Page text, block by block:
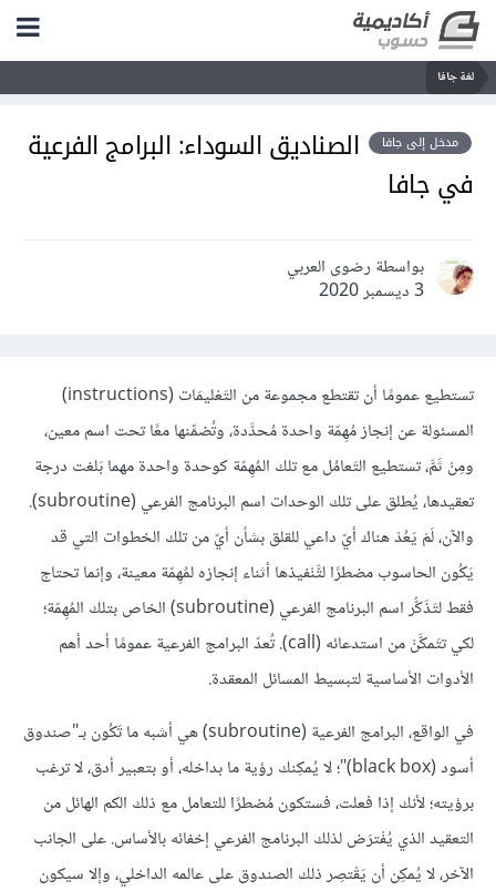
لغة جافا
مدخل إلى جافا
الصناديق السوداء: البرامج الفرعية
في جافا
بواسطة رضوى العربي
3 ديسمبر 2020
تستطيع عمومًا أن تقتطع مجموعة من التَعْليمَات (instructions)
المسئولة عن إنجاز مُهِمّة واحدة مُحدَّدة، وتُضمِّنها معًا تحت اسم معين،
ومِنْ ثَمَّ، تستطيع التَعامُل مع تلك المُهِمّة كوحدة واحدة مهما بَلغت درجة
تعقيدها، يُطلق على تلك الوحدات اسم البرنامج الفرعي (subroutine).
والآن، لَمْ يَعُدْ هناك أيّ داعي للقلق بشأن أيّ من تلك الخطوات التي قد
يَكُون الحاسوب مضطرًا لتَّنْفيذها أثناء إنجازه لمُهِمّة معينة، وإنما تحتاج
فقط لتَذَكُّر اسم البرنامج الفرعي (subroutine) الخاص بتلك المُهِمّة؛
لكي تتَمكَّنْ من استدعائه (call). تُعدّ البرامج الفرعية عمومًا أحد أهم
الأدوات الأساسية لتبسيط المسائل المعقدة.
في الواقع، البرامج الفرعية (subroutine) هي أشبه ما تَكُون بـ"صندوق
أسود (black box)"؛ لا يُمكِنك رؤية ما بداخله، أو بتعبير أدق، لا ترغب
برؤيته؛ لأنك إذا فعلت، فستكون مُضطرًا للتعامل مع ذلك الكم الهائل من
التعقيد الذي يُفْترَض لذلك البرنامج الفرعي إخفائه بالأساس. على الجانب
الآخر، لا يُمكِن أن يَقْتصِر ذلك الصندوق على عالمه الداخلي، وإلا سيكون